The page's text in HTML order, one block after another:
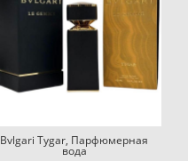
Bvlgari Tygar, Парфюмерная
вода